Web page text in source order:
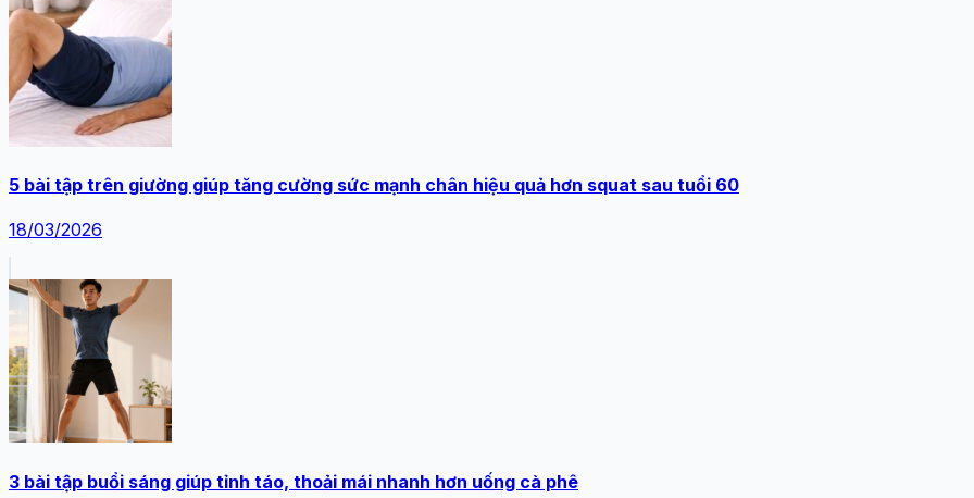
5 bài tập trên giường giúp tăng cường sức mạnh chân hiệu quả hơn squat sau tuổi 60
18/03/2026
3 bài tập buổi sáng giúp tỉnh táo, thoải mái nhanh hơn uống cà phê